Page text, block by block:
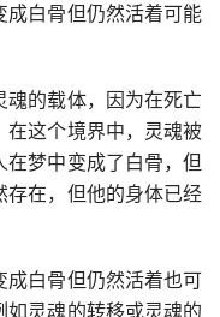
成白骨但仍然活着可能
魂的载体，因为在死亡
在这个境界中，灵魂被
梦中变成了白骨，但
存在，但他的身体已经
成白骨但仍然活着也可
如灵魂的转移或灵魂的